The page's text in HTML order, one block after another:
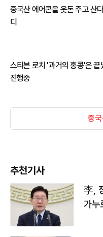
중국산 에어콘을 웃돈 주고 산
디
스티븐 로치 '과거의 홍콩'은
진행중
중
추천기사
李,
가누